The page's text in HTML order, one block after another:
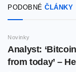
PODOBNÉ ČLÁNKY
Novinky
Analyst:
from today’ –